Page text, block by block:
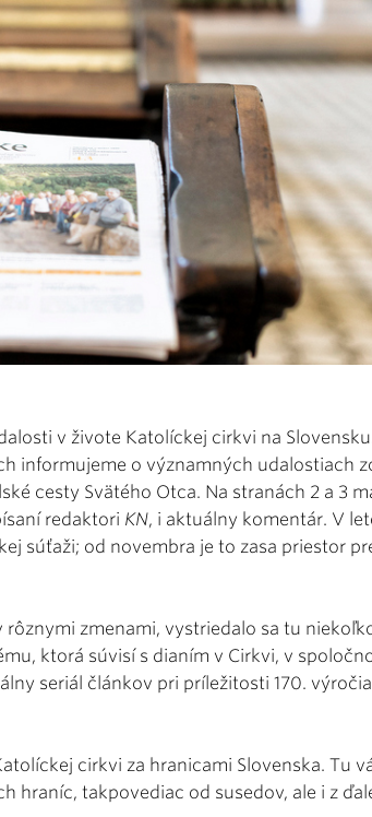
v živote Katolíckej cirkvi na
informujeme o významných udalostiach
cesty Svätého Otca. Na stranách 2 a 3
redaktori KN, i aktuálny komentár. V
súťaži; od novembra je to zasa priestor
zmenami, vystriedalo sa tu
ktorá súvisí s dianím v Cirkvi, v
seriál článkov pri príležitosti 170. výročia
cirkvi za hranicami Slovenska. Tu
hraníc, takpovediac od susedov, ale i z